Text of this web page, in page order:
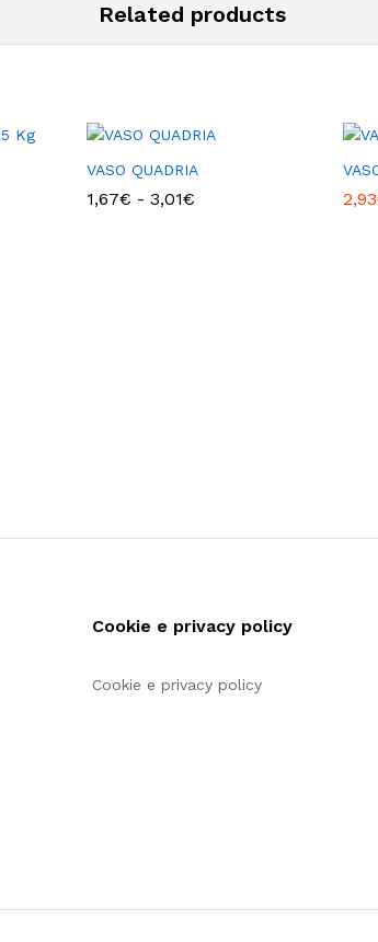
Related products
VASO QUADRIA
1,67€ - 3,01€ 2,93
Cookie e privacy policy
Cookie e privacy policy